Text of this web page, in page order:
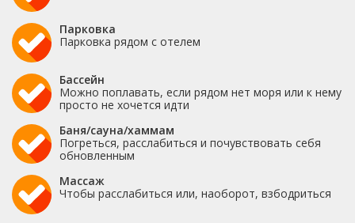
Парковка
Парковка рядом с отелем
Бассейн
Можно поплавать, если рядом нет моря или к нему
просто не хочется идти
Баня/сауна/хаммам
Погреться, расслабиться и почувствовать себя
обновленным
Массаж
Чтобы расслабиться или, наоборот, взбодриться